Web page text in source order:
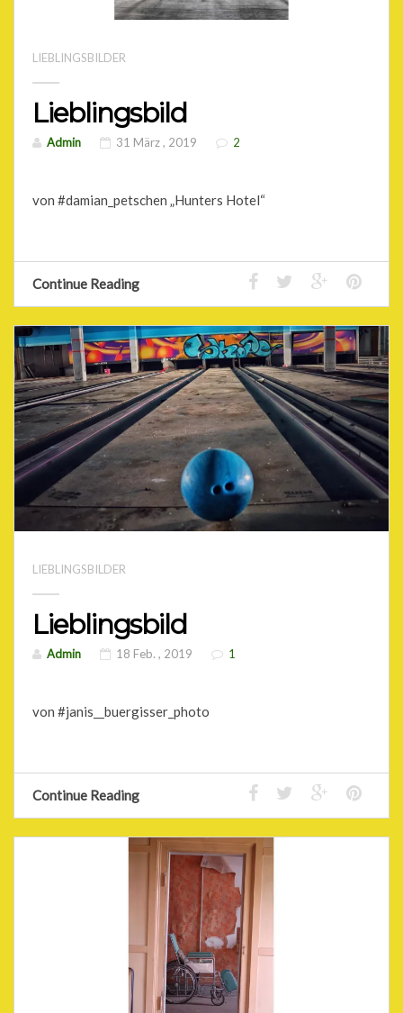
LIEBLINGSBILDER
Lieblingsbild
Admin 31 März , 2019 2
von #damian_petschen „Hunters Hotel“
Continue Reading
LIEBLINGSBILDER
Lieblingsbild
Admin 18 Feb. , 2019 1
von #janis__buergisser_photo
Continue Reading